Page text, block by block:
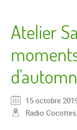
Atelier
15 octobre
Radio